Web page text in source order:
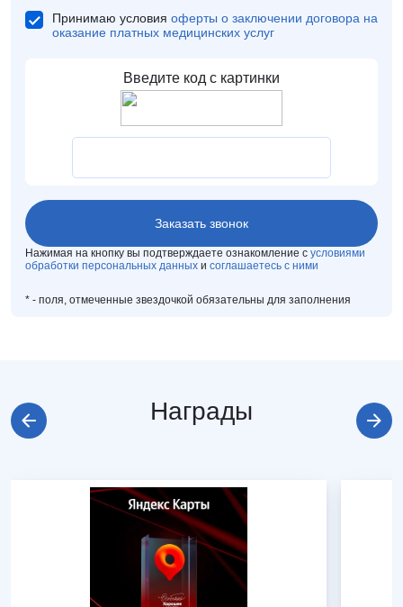
Принимаю условия оферты о заключении договора на
оказание платных медицинских услуг
Нажимая на кнопку вы подтверждаете ознакомление с условиями
обработки персональных данных и соглашаетесь с ними
* - поля, отмеченные звездочкой обязательны для заполнения
Награды